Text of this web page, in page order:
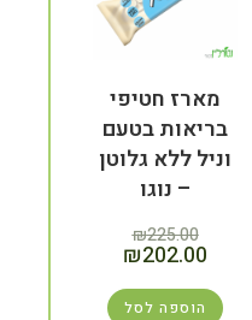
מארז חטיפי
בריאות בטעם
וניל ללא גלוטן
– נוגו
₪225.00
₪202.00
הוספה לסל